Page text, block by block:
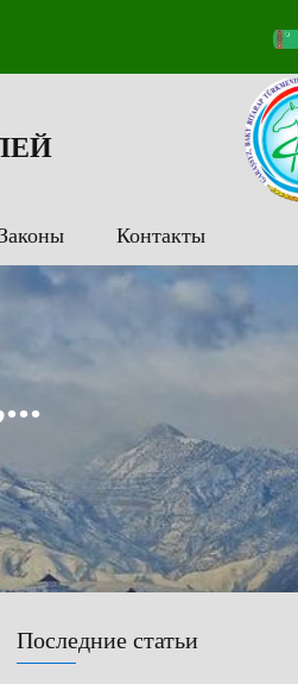
Законы Контакты
Последние статьи